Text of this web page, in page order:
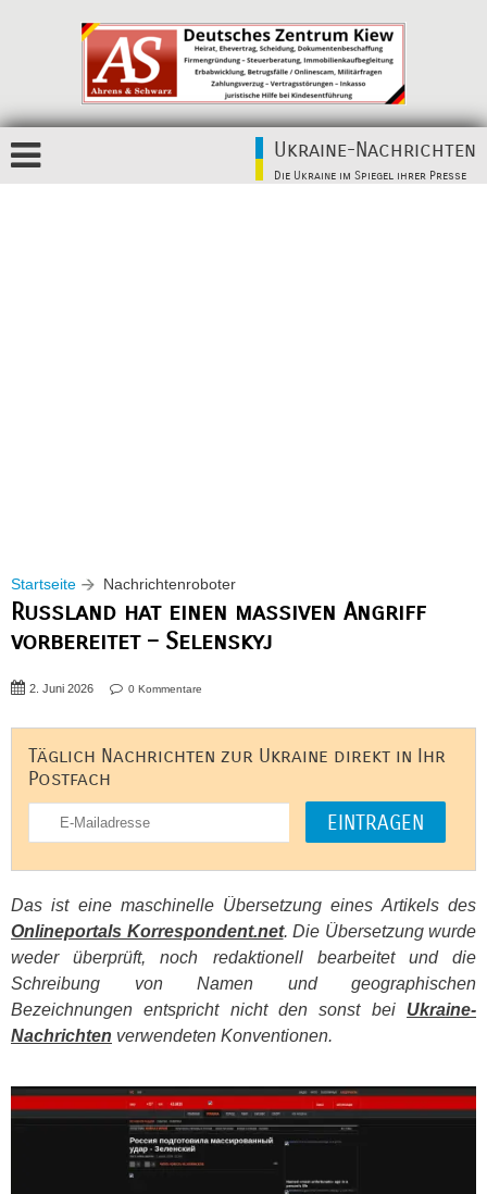
Ukraine-Nachrichten
Die Ukraine im Spiegel ihrer Presse
Startseite Nachrichtenroboter
Russland hat einen massiven Angriff
vorbereitet – Selenskyj
2. Juni 2026 0 Kommentare
Täglich Nachrichten zur Ukraine direkt in Ihr
Postfach
Das ist eine maschinelle Übersetzung eines Artikels des
Onlineportals Korrespondent.net. Die Übersetzung wurde
weder überprüft, noch redaktionell bearbeitet und die
Schreibung von Namen und geographischen
Bezeichnungen entspricht nicht den sonst bei Ukraine-
Nachrichten verwendeten Konventionen.